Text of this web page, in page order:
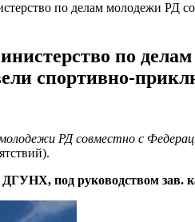
по делам молодежи РД
по
спортивно-
РД совместно с
под руководством зав.